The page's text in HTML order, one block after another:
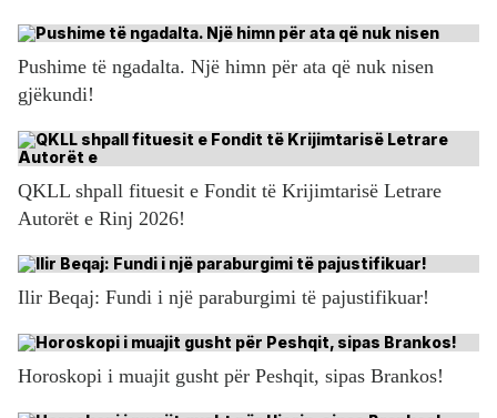
Pushime të ngadalta. Një himn për ata që nuk nisen
gjëkundi!
QKLL shpall fituesit e Fondit të Krijimtarisë Letrare
Autorët e Rinj 2026!
Ilir Beqaj: Fundi i një paraburgimi të pajustifikuar!
Horoskopi i muajit gusht për Peshqit, sipas Brankos!